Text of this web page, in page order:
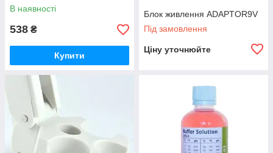
В наявності
538 ₴
Купити
Блок живлення ADAPTOR9V
Під замовлення
Ціну уточнюйте